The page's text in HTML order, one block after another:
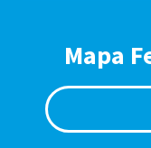
Mapa